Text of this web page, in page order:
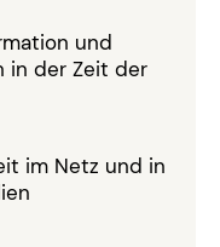
und
in der Zeit der
im Netz und in